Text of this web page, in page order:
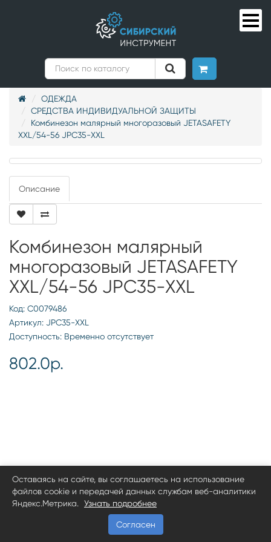
ОДЕЖДА
СРЕДСТВА ИНДИВИДУАЛЬНОЙ ЗАЩИТЫ
Комбинезон малярный многоразовый JETASAFETY
XXL/54-56 JPC35-XXL
Описание
Комбинезон малярный
многоразовый JETASAFETY
XXL/54-56 JPC35-XXL
Код: С0079486
Артикул: JPC35-XXL
Доступность: Временно отсутствует
802.0р.
Оставаясь на сайте, вы соглашаетесь на использование
файлов cookie и передачей данных службам веб-аналитики
Яндекс.Метрика.
Узнать подробнее
Согласен